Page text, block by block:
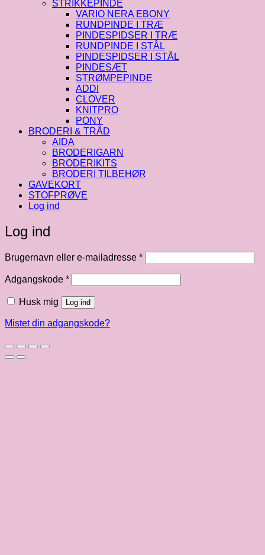
STRIKKEPINDE
VARIO NERA EBONY
RUNDPINDE I TRÆ
PINDESPIDSER I TRÆ
RUNDPINDE I STÅL
PINDESPIDSER I STÅL
PINDESÆT
STRØMPEPINDE
ADDI
CLOVER
KNITPRO
PONY
BRODERI & TRÅD
AIDA
BRODERIGARN
BRODERIKITS
BRODERI TILBEHØR
GAVEKORT
STOFPRØVE
Log ind
Log ind
Brugernavn eller e-mailadresse *Påkrævet
Adgangskode *Påkrævet
Husk mig Log ind
Mistet din adgangskode?